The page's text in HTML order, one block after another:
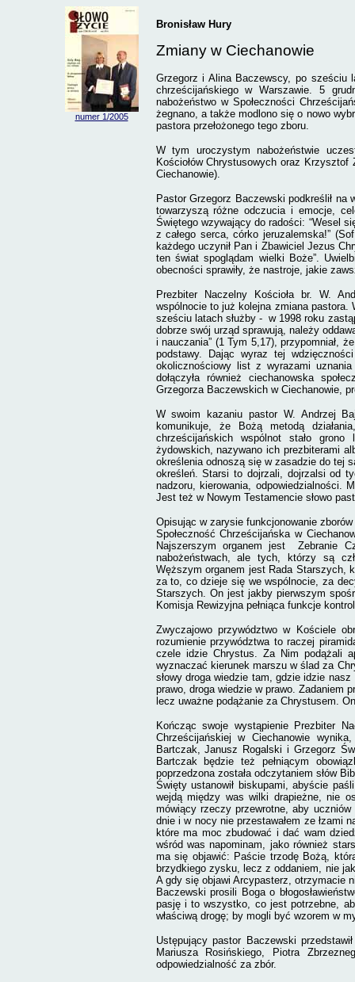
numer 1/2005
Bronisław Hury
Zmiany w Ciechanowie
Grzegorz i Alina Baczewscy, po sześciu
chrześcijańskiego w Warszawie. 5
nabożeństwo w Społeczności
żegnano, a także modlono się o nowo
pastora przełożonego tego zboru.
W tym uroczystym nabożeństwie
Kościołów Chrystusowych oraz
Ciechanowie).
Pastor Grzegorz Baczewski podkreślił
towarzyszą różne odczucia i emocje,
Świętego wzywający do radości: “Wesel
z całego serca, córko jeruzalemska!”
każdego uczynił Pan i Zbawiciel Jezus
ten świat spoglądam wielki Boże”.
obecności sprawiły, że nastroje, jakie
Prezbiter Naczelny Kościoła br. W.
wspólnocie to już kolejna zmiana
sześciu latach służby - w 1998 roku
dobrze swój urząd sprawują, należy
i nauczania” (1 Tym 5,17), przypomniał,
podstawy. Dając wyraz tej
okolicznościowy list z wyrazami
dołączyła również ciechanowska
Grzegorza Baczewskich w Ciechanowie,
W swoim kazaniu pastor W. Andrzej
komunikuje, że Bożą metodą
chrześcijańskich wspólnot stało
żydowskich, nazywano ich prezbiterami
określenia odnoszą się w zasadzie do tej
określeń. Starsi to dojrzali, dojrzalsi od
nadzoru, kierowania, odpowiedzialności.
Jest też w Nowym Testamencie słowo
Opisując w zarysie funkcjonowanie
Społeczność Chrześcijańska w
Najszerszym organem jest
Zebranie
nabożeństwach, ale tych, którzy są
Węższym organem jest Rada Starszych,
za to, co dzieje się we wspólnocie, za
Starszych. On jest jakby pierwszym
Komisja Rewizyjna pełniąca funkcje
Zwyczajowo przywództwo w Kościele
rozumienie przywództwa to raczej
czele idzie Chrystus. Za Nim podążali
wyznaczać kierunek marszu w ślad za
słowy droga wiedzie tam, gdzie idzie
prawo, droga wiedzie w prawo. Zadaniem
lecz uważne podążanie za Chrystusem.
Kończąc swoje wystąpienie Prezbiter
Chrześcijańskiej w Ciechanowie
Bartczak, Janusz Rogalski i Grzegorz
Bartczak będzie też pełniącym
poprzedzona została odczytaniem słów
Święty ustanowił biskupami, abyście
wejdą między was wilki drapieżne, nie
mówiący rzeczy przewrotne, aby
dnie i w nocy nie przestawałem ze łzami
które ma moc zbudować i dać wam
wśród was napominam, jako również
ma się objawić: Paście trzodę Bożą,
brzydkiego zysku, lecz z oddaniem, nie
A gdy się objawi Arcypasterz, otrzymacie
Baczewski prosili Boga o
pasję i to wszystko, co jest potrzebne,
właściwą drogę; by mogli być wzorem w
Ustępujący pastor Baczewski
Mariusza Rosińskiego, Piotra
odpowiedzialność za zbór.